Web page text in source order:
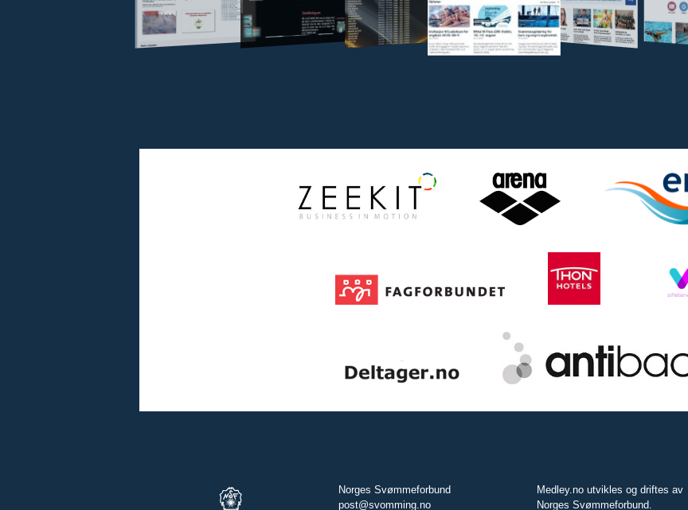
Norges Svømmeforbund
post@svomming.no
Medley.no utvikles og driftes av
Norges Svømmeforbund.